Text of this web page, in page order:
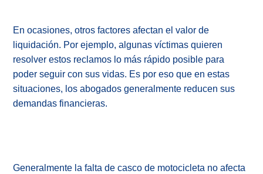
En ocasiones, otros factores afectan el valor de
liquidación. Por ejemplo, algunas víctimas quieren
resolver estos reclamos lo más rápido posible para
poder seguir con sus vidas. Es por eso que en estas
situaciones, los abogados generalmente reducen sus
demandas financieras.
Generalmente la falta de casco de motocicleta no afecta